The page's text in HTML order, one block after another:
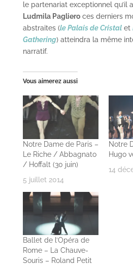
le partenariat exceptionnel qu’il
Ludmila Paglieroces derniers
abstraites (le Palais de Cristalet
Gathering) atteindra la même
narratif.
Vous aimerez aussi
Notre Dame de Paris –
Le Riche / Abbagnato
/ Hoffalt (30 juin)
5 juillet 2014
Notre
Hugo
14
Ballet de l’Opéra de
Rome – La Chauve-
Souris – Roland Petit